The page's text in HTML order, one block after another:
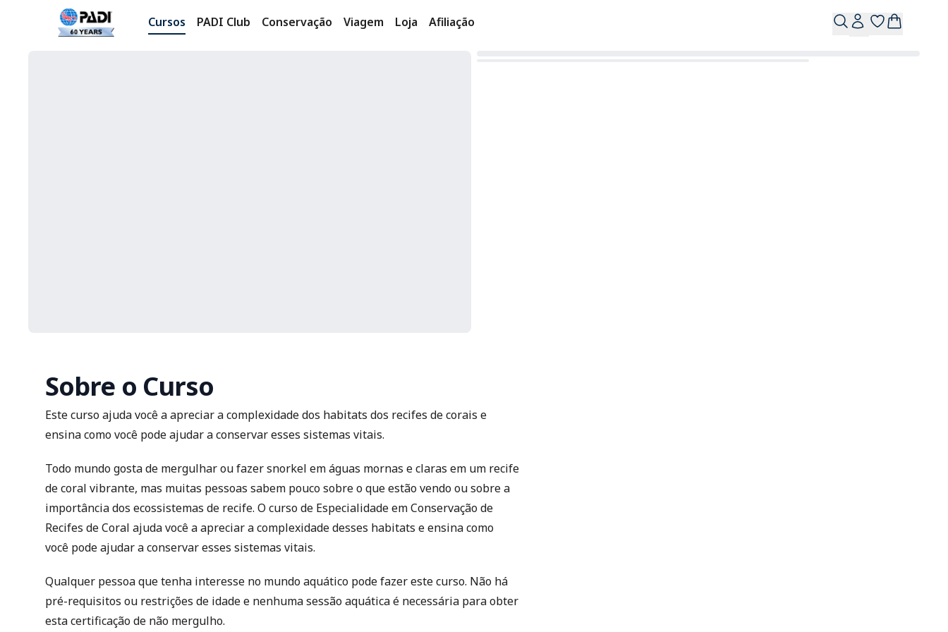
Cursos PADI Club Conservação Viagem Loja Afiliação
Sobre o Curso
Este curso ajuda você a apreciar a complexidade dos habitats dos recifes de corais e
ensina como você pode ajudar a conservar esses sistemas vitais.
Todo mundo gosta de mergulhar ou fazer snorkel em águas mornas e claras em um recife
de coral vibrante, mas muitas pessoas sabem pouco sobre o que estão vendo ou sobre a
importância dos ecossistemas de recife. O curso de Especialidade em Conservação de
Recifes de Coral ajuda você a apreciar a complexidade desses habitats e ensina como
você pode ajudar a conservar esses sistemas vitais.
Qualquer pessoa que tenha interesse no mundo aquático pode fazer este curso. Não há
pré-requisitos ou restrições de idade e nenhuma sessão aquática é necessária para obter
esta certificação de não mergulho.